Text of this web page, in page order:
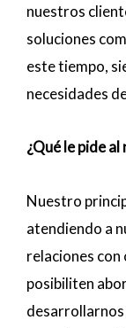
nuestros
soluciones
este tiempo,
necesidades
¿Qué le pide al
Nuestro
atendiendo a
relaciones con
posibiliten